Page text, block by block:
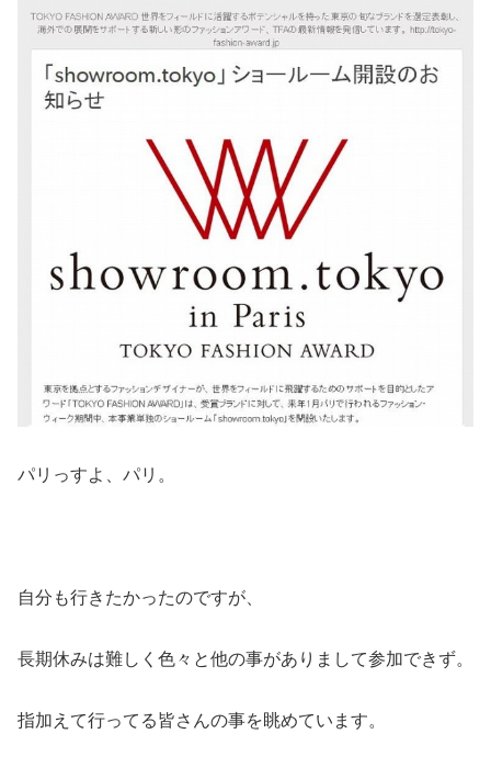
パリっすよ、パリ。
自分も行きたかったのですが、
長期休みは難しく色々と他の事がありまして参加できず。
指加えて行ってる皆さんの事を眺めています。